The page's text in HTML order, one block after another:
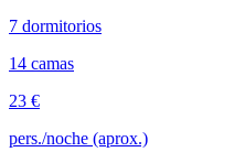
7 dormitorios
14 camas
23 €
pers./noche (aprox.)